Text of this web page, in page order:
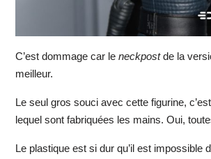
C’est dommage car le neckpostde la
meilleur.
Le seul gros souci avec cette figurine,
lequel sont fabriquées les mains. Oui,
Le plastique est si dur qu’il est impossible